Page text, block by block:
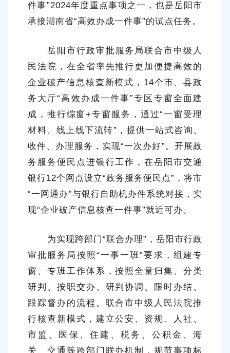
件事”2024年度重点事项之一，也是岳阳市
承接湖南省“高效办成一件事”的试点任务。
岳阳市行政审批服务局联合市中级人
民法院，在全省率先推行更加便捷高效的
企业破产信息核查新模式，14个市、县政
务大厅“高效办成一件事”专区专窗全面建
成，推行综窗+专窗服务，通过“一窗受理
材料、线上线下流转”，提供一站式咨询、
收件、办理服务，实现“一次办好”。开展政
务服务便民点进银行工作，在岳阳市交通
银行12个网点设立“政务服务便民点”，将市
“一网通办”与银行自助机办件系统对接，实
现“企业破产信息核查一件事”就近可办。
为实现跨部门“联合办理”，岳阳市行政
审批服务局按照“一事一班”要求，组建专
窗、专班工作体系，按照全量归集、分类
研判、按职交办、研判协调、限时办结、
跟踪督办的流程。联合市中级人民法院推
行核查新模式，建立公安、资规、人社、
市监、医保、住建、税务、公积金、海
关、交通等跨部门联办机制，规范事项标